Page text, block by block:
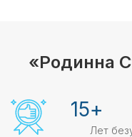
«Родинна
Лет
15+